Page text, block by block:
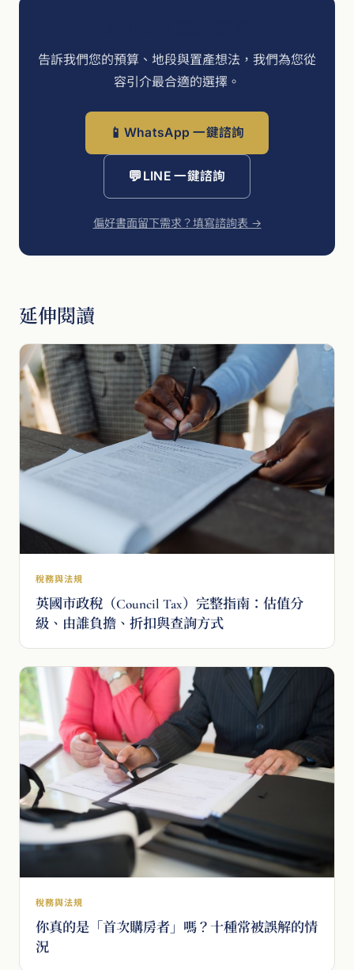
告訴我們您的預算、地段與置產想法，我們為您從
容引介最合適的選擇。
📱 WhatsApp 一鍵諮詢
💬LINE 一鍵諮詢
偏好書面留下需求？填寫諮詢表 →
延伸閱讀
稅務與法規
英國市政稅（Council Tax）完整指南：估值分
級、由誰負擔、折扣與查詢方式
稅務與法規
你真的是「首次購房者」嗎？十種常被誤解的情
況